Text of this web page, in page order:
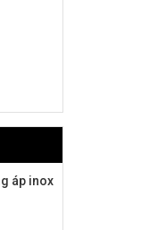
áp inox